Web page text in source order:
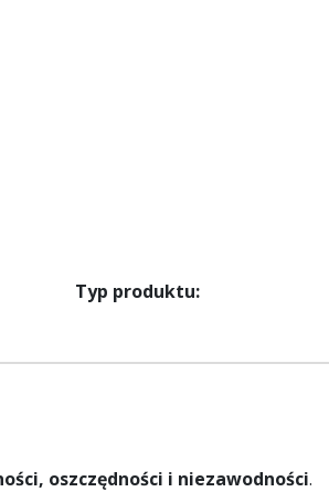
Typ produktu:
oszczędności i niezawodności.